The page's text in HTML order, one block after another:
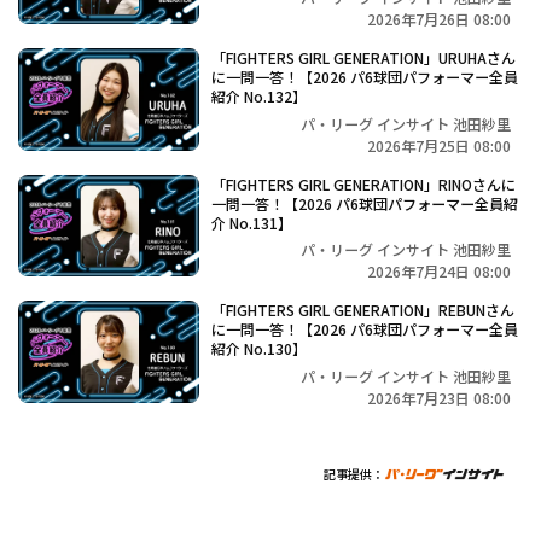
2026年7月26日 08:00
「FIGHTERS GIRL GENERATION」URUHAさん
に一問一答！【2026 パ6球団パフォーマー全員
紹介 No.132】
パ・リーグ インサイト 池田紗里
2026年7月25日 08:00
「FIGHTERS GIRL GENERATION」RINOさんに
一問一答！【2026 パ6球団パフォーマー全員紹
介 No.131】
パ・リーグ インサイト 池田紗里
2026年7月24日 08:00
「FIGHTERS GIRL GENERATION」REBUNさん
に一問一答！【2026 パ6球団パフォーマー全員
紹介 No.130】
パ・リーグ インサイト 池田紗里
2026年7月23日 08:00
記事提供：